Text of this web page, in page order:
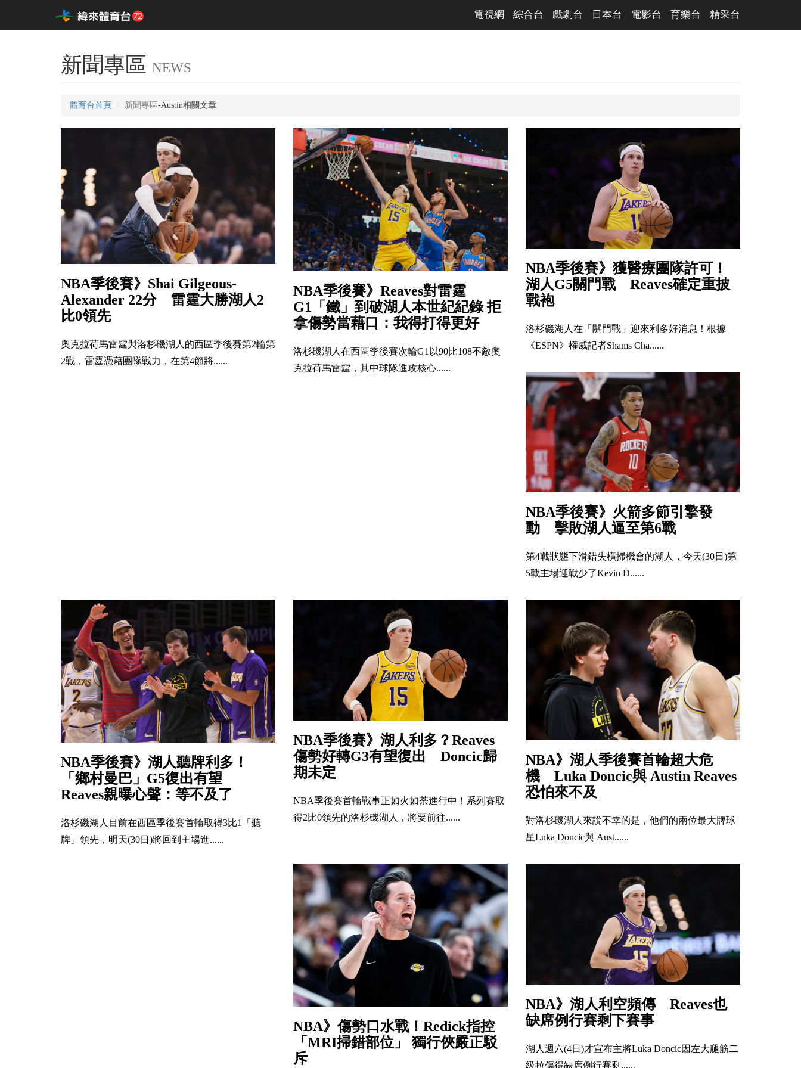
電視網 綜合台 戲劇台 日本台 電影台 育樂台 精采台
新聞專區 NEWS
體育台首頁 新聞專區-Austin相關文章
NBA季後賽》Shai Gilgeous-
Alexander 22分 雷霆大勝湖人2
比0領先
奧克拉荷馬雷霆與洛杉磯湖人的西區季後賽第2輪第
2戰，雷霆憑藉團隊戰力，在第4節將......
NBA季後賽》Reaves對雷霆
G1「鐵」到破湖人本世紀紀錄 拒
拿傷勢當藉口：我得打得更好
洛杉磯湖人在西區季後賽次輪G1以90比108不敵奧
克拉荷馬雷霆，其中球隊進攻核心......
NBA季後賽》獲醫療團隊許可！
湖人G5關門戰 Reaves確定重披
戰袍
洛杉磯湖人在「關門戰」迎來利多好消息！根據
《ESPN》權威記者Shams Cha......
NBA季後賽》火箭多節引擎發
動 擊敗湖人逼至第6戰
第4戰狀態下滑錯失橫掃機會的湖人，今天(30日)第
5戰主場迎戰少了Kevin D......
NBA季後賽》湖人聽牌利多！
「鄉村曼巴」G5復出有望
Reaves親曝心聲：等不及了
洛杉磯湖人目前在西區季後賽首輪取得3比1「聽
牌」領先，明天(30日)將回到主場進......
NBA季後賽》湖人利多？Reaves
傷勢好轉G3有望復出 Doncic歸
期未定
NBA季後賽首輪戰事正如火如荼進行中！系列賽取
得2比0領先的洛杉磯湖人，將要前往......
NBA》湖人季後賽首輪超大危
機 Luka Doncic與 Austin Reaves
恐怕來不及
對洛杉磯湖人來說不幸的是，他們的兩位最大牌球
星Luka Doncic與 Aust......
NBA》傷勢口水戰！Redick指控
「MRI掃錯部位」 獨行俠嚴正駁
斥
NBA》湖人利空頻傳 Reaves也
缺席例行賽剩下賽事
湖人週六(4日)才宣布主將Luka Doncic因左大腿筋二
級拉傷得缺席例行賽剩......